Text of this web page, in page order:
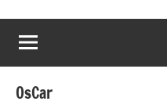
OsCar